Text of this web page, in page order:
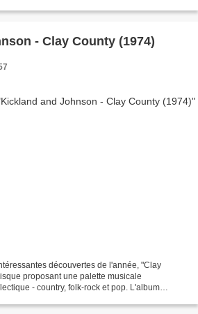
- Clay County (1974)
découvertes de l'année, "Clay
proposant une palette musicale
- country, folk-rock et pop. L'album